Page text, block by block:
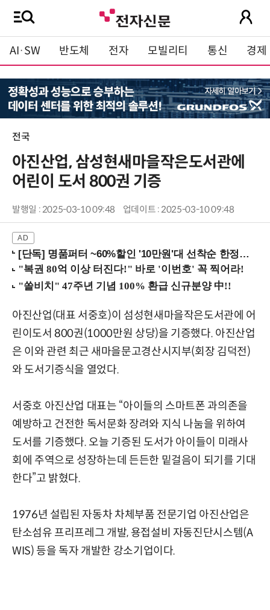
AI·SW 반도체 전자 모빌리티 통신 경제
전국
아진산업, 삼성현새마을작은도서관에
어린이 도서 800권 기증
발행일 : 2025-03-10 09:48 업데이트 : 2025-03-10 09:48
[단독] 명품퍼터 ~60%할인 '10만원'대 선착순 한정판매!
아진산업(대표 서중호)이 섬성현새마을작은도서관에 어
린이도서 800권(1000만원 상당)을 기증했다. 아진산업
은 이와 관련 최근 새마을문고경산시지부(회장 김덕전)
와 도서기증식을 열었다.
서중호 아진산업 대표는 “아이들의 스마트폰 과의존을
예방하고 건전한 독서문화 장려와 지식 나눔을 위하여
도서를 기증했다. 오늘 기증된 도서가 아이들이 미래사
회에 주역으로 성장하는데 든든한 밑걸음이 되기를 기대
한다”고 밝혔다.
1976년 설립된 자동차 차체부품 전문기업 아진산업은
탄소섬유 프리프레그 개발, 용접설비 자동진단시스템(A
WIS) 등을 독자 개발한 강소기업이다.